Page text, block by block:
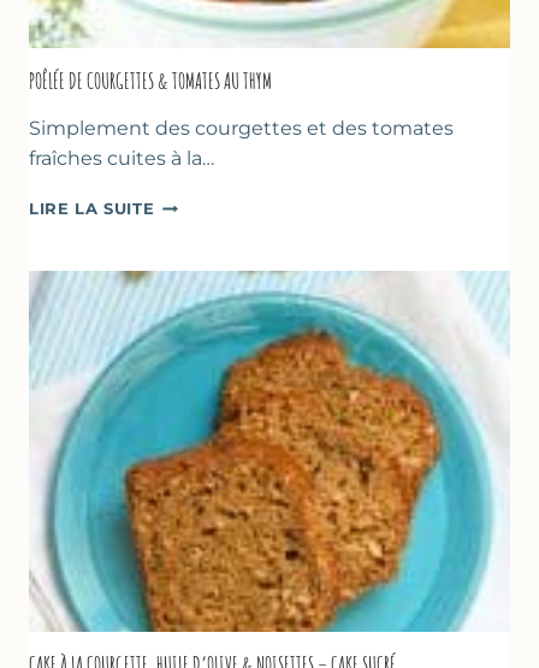
POÊLÉE DE COURGETTES & TOMATES AU THYM
Simplement des courgettes et des tomates
fraîches cuites à la…
LIRE LA SUITE POÊLÉE
&
TOMATES
AU
THYM